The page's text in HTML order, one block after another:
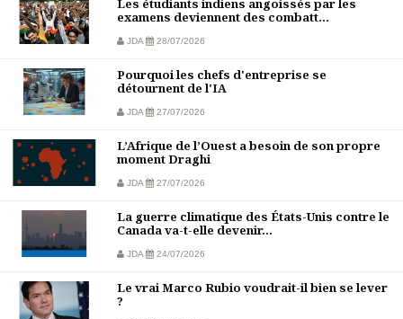
Les étudiants indiens angoissés par les
examens deviennent des combatt...
JDA 28/07/2026
Pourquoi les chefs d'entreprise se
détournent de l'IA
JDA 27/07/2026
L’Afrique de l’Ouest a besoin de son propre
moment Draghi
JDA 27/07/2026
La guerre climatique des États-Unis contre le
Canada va-t-elle devenir...
JDA 24/07/2026
Le vrai Marco Rubio voudrait-il bien se lever
?